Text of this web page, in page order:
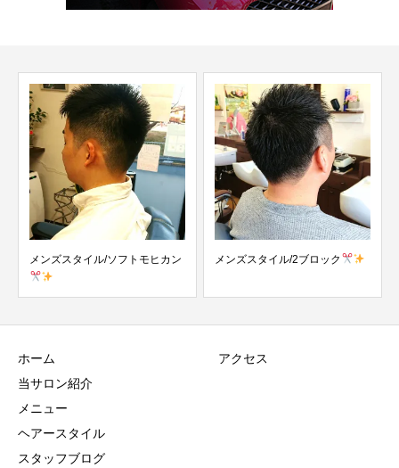
メンズスタイル/ソフトモヒカン メンズスタイル/2ブロック
ホーム
当サロン紹介
メニュー
ヘアースタイル
スタッフブログ
アクセス